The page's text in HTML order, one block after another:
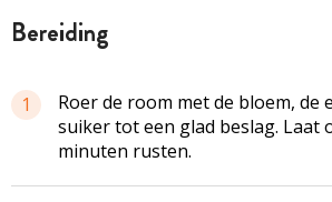
bereiding
1
Roer de room met de bloem, de
suiker tot een glad beslag. Laat
minuten rusten.